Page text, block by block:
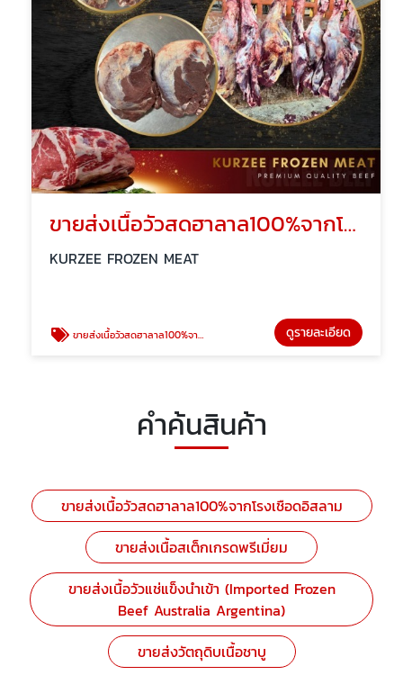
ขายส่งเนื้อวัวสดฮาลาล100%จากโรงเชือดอิสลาม
KURZEE FROZEN MEAT
ขายส่งเนื้อวัวสดฮาลาล100%จากโรงเชือดอิสลาม ดูรายละเอียด
คำค้นสินค้า
ขายส่งเนื้อวัวสดฮาลาล100%จากโรงเชือดอิสลาม
ขายส่งเนื้อสเต็กเกรดพรีเมี่ยม
ขายส่งเนื้อวัวแช่แข็งนำเข้า (Imported Frozen
Beef Australia Argentina)
ขายส่งวัตถุดิบเนื้อชาบู